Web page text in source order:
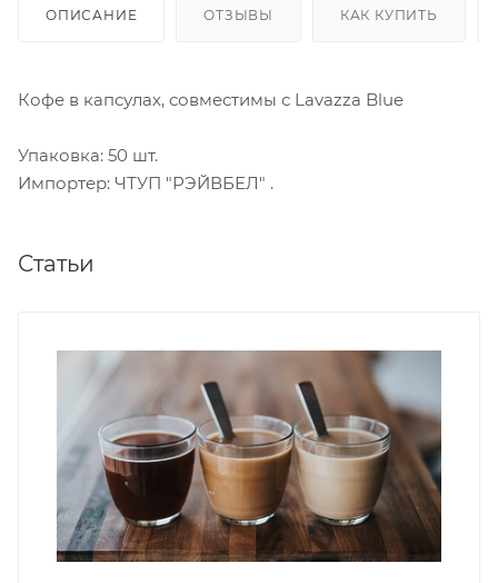
ОПИСАНИЕ ОТЗЫВЫ КАК КУПИТЬ
Кофе в капсулах, совместимы с Lavazza Blue
Упаковка: 50 шт.
Импортер: ЧТУП "РЭЙВБЕЛ" .
Статьи